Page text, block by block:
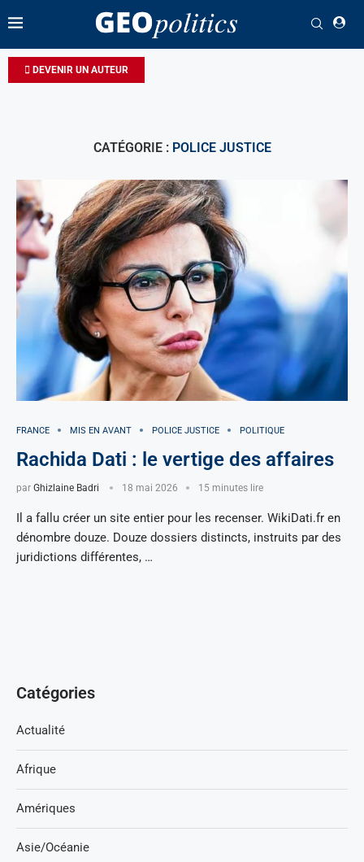
DEVENIR UN AUTEUR
CATÉGORIE : POLICE JUSTICE
FRANCE MIS EN AVANT POLICE JUSTICE POLITIQUE
Rachida Dati : le vertige des affaires
par Ghizlaine Badri 18 mai 2026 15 minutes lire
Il a fallu créer un site entier pour les recenser. WikiDati.fr en
dénombre douze. Douze dossiers distincts, instruits par des
juridictions différentes, …
Catégories
Actualité
Afrique
Amériques
Asie/Océanie